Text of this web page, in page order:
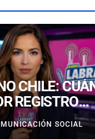
CHILE:
REGISTRO
SOCIAL